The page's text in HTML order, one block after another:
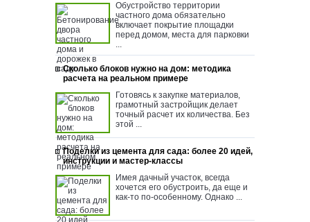
Обустройство территории
частного дома обязательно
включает покрытие площадки
перед домом, места для парковки
...
Сколько блоков нужно на дом: методика
расчета на реальном примере
Готовясь к закупке материалов,
грамотный застройщик делает
точный расчет их количества. Без
этой ...
Поделки из цемента для сада: более 20 идей,
инструкции и мастер-классы
Имея дачный участок, всегда
хочется его обустроить, да еще и
как-то по-особенному. Однако ...